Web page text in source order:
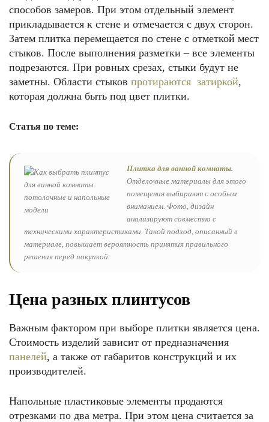
способов замеров. При этом отдельный элемент
прикладывается к стене и отмечается с двух сторон.
Затем плитка перемещается по стене с отметкой мест
стыков. После выполнения разметки – все элементы
подрезаются. При ровных срезах, стыки будут не
заметны. Области стыков протираются затиркой,
которая должна быть под цвет плитки.
Статья по теме:
Плитка для ванной комнаты.
Отделочные материалы для этого
помещения выбирают с особым
вниманием. Фото, дизайн
анализируют совместно с
техническими характеристиками. Такой подход, описанный в
материале, повышает вероятность принятия правильного
решения перед покупкой.
Цена разных плинтусов
Важным фактором при выборе плитки является цена.
Стоимость изделий зависит от предназначения
панелей, а также от габаритов конструкций и их
производителей.
Напольные пластиковые элементы продаются
отрезками по два метра. При этом цена считается за